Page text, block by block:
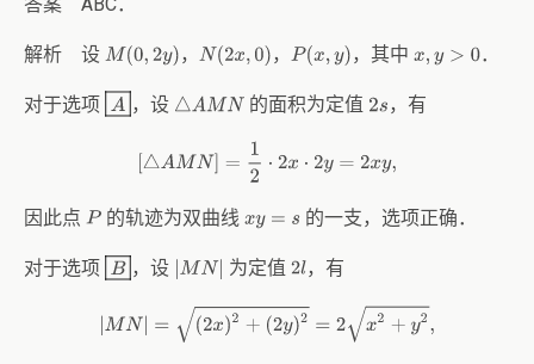
解析 设 M(0,2y) ， N(2x,0) ，P(x,y) ，其中x,y >0 ．
对于选项 ，设 △AMN 的面积为定值 2s ，有
[ △AM 1 2x =
因此点 P 的轨迹为双曲线 xy= s 的一支，选项正确．
对于选项 B ，设 MN| 为定值 2l，有
N|=(2x)2+(2y)2=2 +y ,